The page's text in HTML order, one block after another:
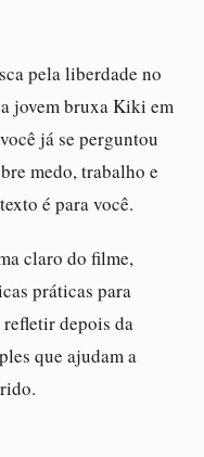
pela liberdade no
jovem bruxa Kiki em
já se perguntou
medo, trabalho e
é para você.
claro do filme,
práticas para
depois da
que ajudam a